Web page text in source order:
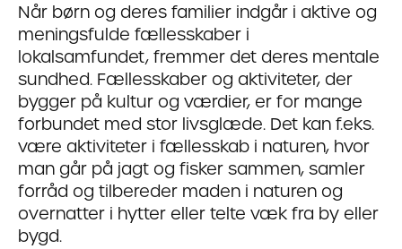
Når børn og deres familier indgår i aktive og
meningsfulde fællesskaber i
lokalsamfundet, fremmer det deres mentale
sundhed. Fællesskaber og aktiviteter, der
bygger på kultur og værdier, er for mange
forbundet med stor livsglæde. Det kan f.eks.
være aktiviteter i fællesskab i naturen, hvor
man går på jagt og fisker sammen, samler
forråd og tilbereder maden i naturen og
overnatter i hytter eller telte væk fra by eller
bygd.